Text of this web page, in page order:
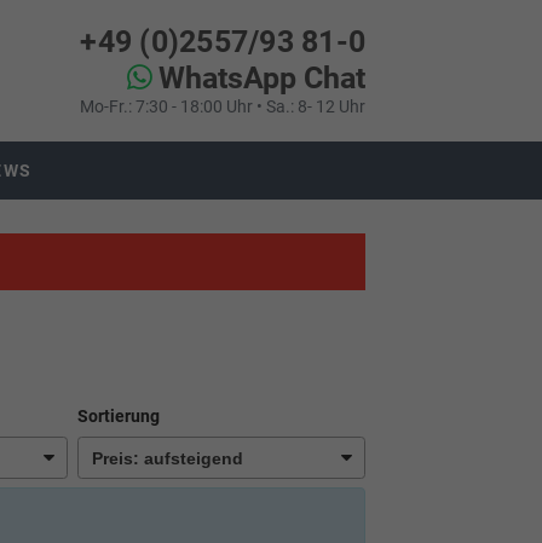
+49 (0)2557/93 81-0
WhatsApp Chat
Mo-Fr.: 7:30 - 18:00 Uhr • Sa.: 8- 12 Uhr
Sortierung